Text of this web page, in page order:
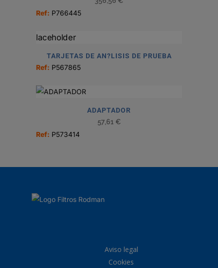
Ref: P766445
TARJETAS DE AN?LISIS DE PRUEBA
Ref: P567865
ADAPTADOR
57,61 €
Ref: P573414
Aviso legal
Cookies